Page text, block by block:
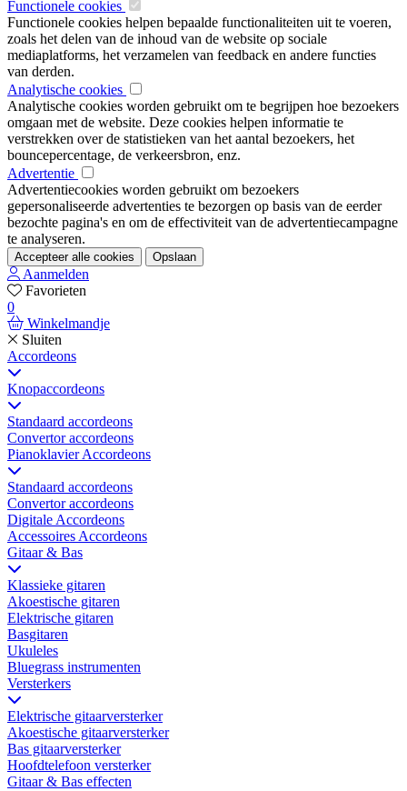
Functionele cookies
Functionele cookies helpen bepaalde functionaliteiten uit te voeren,
zoals het delen van de inhoud van de website op sociale
mediaplatforms, het verzamelen van feedback en andere functies
van derden.
Analytische cookies
Analytische cookies worden gebruikt om te begrijpen hoe bezoekers
omgaan met de website. Deze cookies helpen informatie te
verstrekken over de statistieken van het aantal bezoekers, het
bouncepercentage, de verkeersbron, enz.
Advertentie
Advertentiecookies worden gebruikt om bezoekers
gepersonaliseerde advertenties te bezorgen op basis van de eerder
bezochte pagina's en om de effectiviteit van de advertentiecampagne
te analyseren.
Accepteer alle cookies Opslaan
Aanmelden
Favorieten
0
Winkelmandje
Sluiten
Accordeons
Knopaccordeons
Standaard accordeons
Convertor accordeons
Pianoklavier Accordeons
Standaard accordeons
Convertor accordeons
Digitale Accordeons
Accessoires Accordeons
Gitaar & Bas
Klassieke gitaren
Akoestische gitaren
Elektrische gitaren
Basgitaren
Ukuleles
Bluegrass instrumenten
Versterkers
Elektrische gitaarversterker
Akoestische gitaarversterker
Bas gitaarversterker
Hoofdtelefoon versterker
Gitaar & Bas effecten